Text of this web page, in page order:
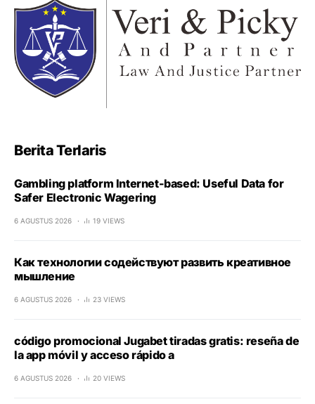
Berita Terlaris
Gambling platform Internet-based: Useful Data for
Safer Electronic Wagering
6 AGUSTUS 2026 19 VIEWS
Как технологии содействуют развить креативное
мышление
6 AGUSTUS 2026 23 VIEWS
código promocional Jugabet tiradas gratis: reseña de
la app móvil y acceso rápido a
6 AGUSTUS 2026 20 VIEWS